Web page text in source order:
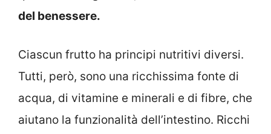
del benessere.
Ciascun frutto ha principi nutritivi diversi.
Tutti, però, sono una ricchissima fonte di
acqua, di vitamine e minerali e di fibre, che
aiutano la funzionalità dell’intestino. Ricchi